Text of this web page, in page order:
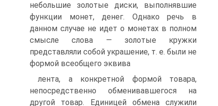
небольшие золотые диски, выполнявшие
функции монет, денег. Однако речь в
данном случае не идет о монетах в полном
смысле слова — золотые кружки
представляли собой украшение, т. е. были не
формой всеобщего эквива­
лента, а конкретной формой товара,
непосредственно обменивавшегося на
другой товар. Единицей обмена служили